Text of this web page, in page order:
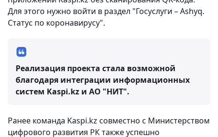
Для этого нужно войти в раздел "Госуслуги – Ashyq.
Статус по коронавирусу".
Реализация проекта стала возможной
благодаря интеграции информационных
систем Kaspi.kz и АО "НИТ".
Ранее команда Kaspi.kz совместно с Министерством
цифрового развития РК также успешно